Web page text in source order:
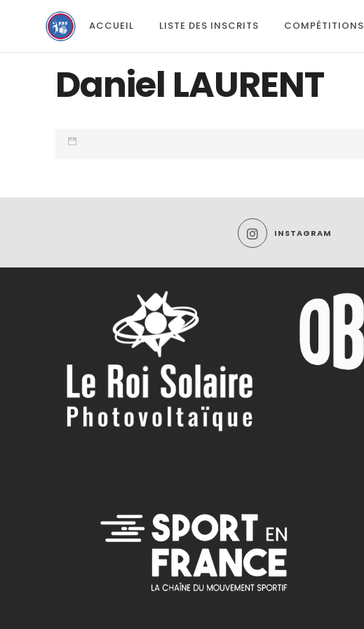
ACCUEIL LISTE DES INSCRITS COMPÉTITIONS
Daniel LAURENT
INSTAGRAM